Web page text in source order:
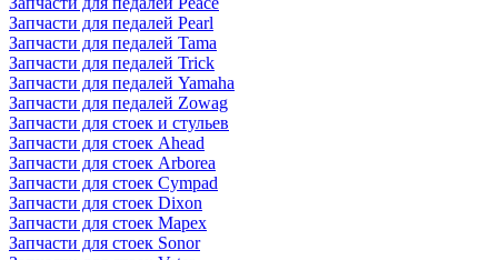
Запчасти для педалей Pearl
Запчасти для педалей Tama
Запчасти для педалей Trick
Запчасти для педалей Yamaha
Запчасти для педалей Zowag
Запчасти для стоек и стульев
Запчасти для стоек Ahead
Запчасти для стоек Arborea
Запчасти для стоек Cympad
Запчасти для стоек Dixon
Запчасти для стоек Mapex
Запчасти для стоек Sonor